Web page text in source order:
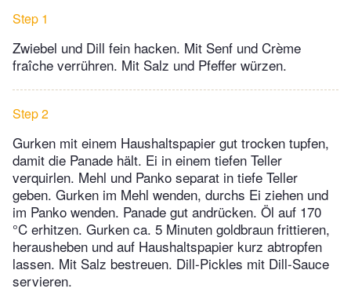
Step 1
Zwiebel und Dill fein hacken. Mit Senf und Crème
fraîche verrühren. Mit Salz und Pfeffer würzen.
Step 2
Gurken mit einem Haushaltspapier gut trocken tupfen,
damit die Panade hält. Ei in einem tiefen Teller
verquirlen. Mehl und Panko separat in tiefe Teller
geben. Gurken im Mehl wenden, durchs Ei ziehen und
im Panko wenden. Panade gut andrücken. Öl auf 170
°C erhitzen. Gurken ca. 5 Minuten goldbraun frittieren,
herausheben und auf Haushaltspapier kurz abtropfen
lassen. Mit Salz bestreuen. Dill-Pickles mit Dill-Sauce
servieren.